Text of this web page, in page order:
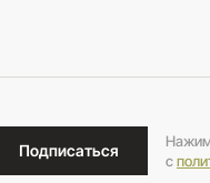
Подписаться
c